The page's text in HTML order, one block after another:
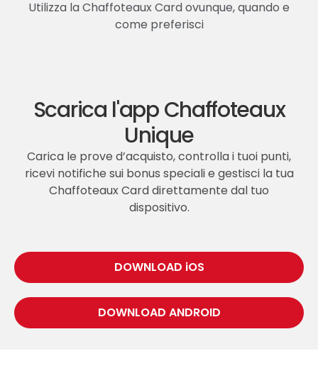
Utilizza la Chaffoteaux Card ovunque, quando e
come preferisci
Scarica l'app Chaffoteaux
Unique
Carica le prove d’acquisto, controlla i tuoi punti,
ricevi notifiche sui bonus speciali e gestisci la tua
Chaffoteaux Card direttamente dal tuo
dispositivo.
DOWNLOAD iOS
DOWNLOAD ANDROID